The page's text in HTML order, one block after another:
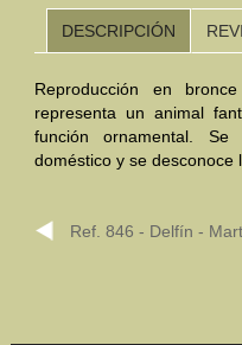
Otras Civilizaciones
Trabajos
Musée Départemental
DESCRIPCIÓN
Reproducción en
representa un animal
función ornamental.
doméstico y se desconoce
Ref. 846 - Delfín -